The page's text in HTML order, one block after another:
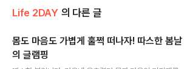
Life 2DAY 의 다른 글
몸도 마음도 가볍게 훌쩍 떠나자! 따스한 봄날
의 글램핑